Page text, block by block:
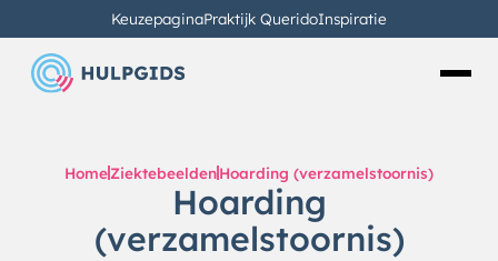
KeuzepaginaPraktijk QueridoInspiratie
HomeZiektebeeldenHoarding (verzamelstoornis)
Hoarding
(verzamelstoornis)